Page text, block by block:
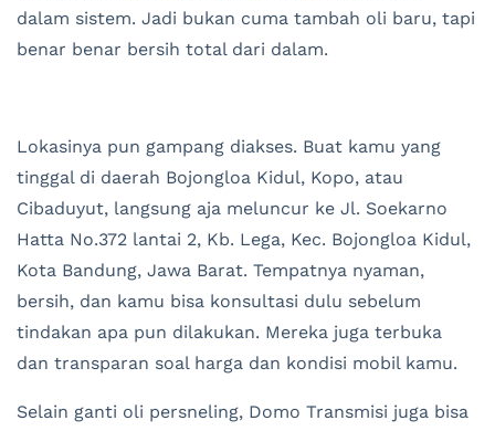
dalam sistem. Jadi bukan cuma tambah oli baru, tapi
benar benar bersih total dari dalam.
Lokasinya pun gampang diakses. Buat kamu yang
tinggal di daerah Bojongloa Kidul, Kopo, atau
Cibaduyut, langsung aja meluncur ke Jl. Soekarno
Hatta No.372 lantai 2, Kb. Lega, Kec. Bojongloa Kidul,
Kota Bandung, Jawa Barat. Tempatnya nyaman,
bersih, dan kamu bisa konsultasi dulu sebelum
tindakan apa pun dilakukan. Mereka juga terbuka
dan transparan soal harga dan kondisi mobil kamu.
Selain ganti oli persneling, Domo Transmisi juga bisa